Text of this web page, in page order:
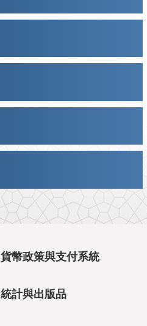
貨幣政策與支付系統
統計與出版品